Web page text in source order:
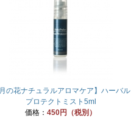
月の花ナチュラルアロマケア】ハーバル
プロテクトミスト5ml
価格： 450円（税別）